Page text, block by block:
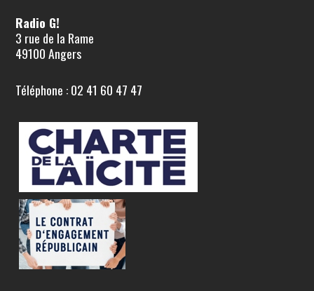
Radio G!
3 rue de la Rame
49100 Angers
Téléphone : 02 41 60 47 47